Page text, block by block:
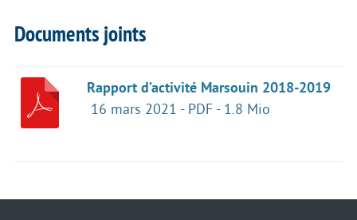
Documents joints
Rapport d’activité Marsouin 2018-2019
16 mars 2021 - PDF - 1.8 Mio